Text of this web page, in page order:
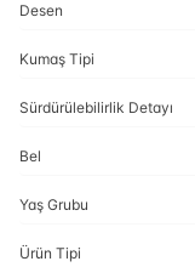
Desen
Kumaş Tipi
Sürdürülebilirlik Detayı
Bel
Yaş Grubu
Ürün Tipi